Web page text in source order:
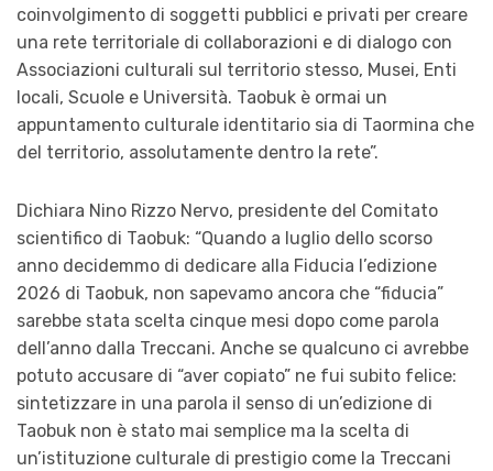
coinvolgimento di soggetti pubblici e privati per creare
una rete territoriale di collaborazioni e di dialogo con
Associazioni culturali sul territorio stesso, Musei, Enti
locali, Scuole e Università. Taobuk è ormai un
appuntamento culturale identitario sia di Taormina che
del territorio, assolutamente dentro la rete”.
Dichiara Nino Rizzo Nervo, presidente del Comitato
scientifico di Taobuk: “Quando a luglio dello scorso
anno decidemmo di dedicare alla Fiducia l’edizione
2026 di Taobuk, non sapevamo ancora che “fiducia”
sarebbe stata scelta cinque mesi dopo come parola
dell’anno dalla Treccani. Anche se qualcuno ci avrebbe
potuto accusare di “aver copiato” ne fui subito felice:
sintetizzare in una parola il senso di un’edizione di
Taobuk non è stato mai semplice ma la scelta di
un’istituzione culturale di prestigio come la Treccani